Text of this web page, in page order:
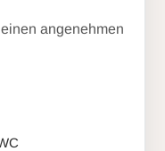
angenehmen